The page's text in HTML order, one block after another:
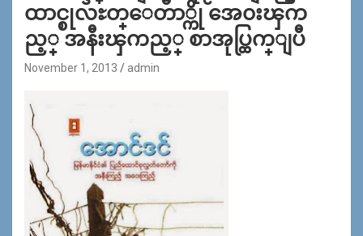
ထာင္စုလႊတ္ေတာ္ကို အေ၀းၾက
ည့္ အနီးၾကည့္ စာအုပ္ထြက္ျပီ
November 1, 2013 admin